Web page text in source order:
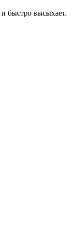
быстро высыхает.